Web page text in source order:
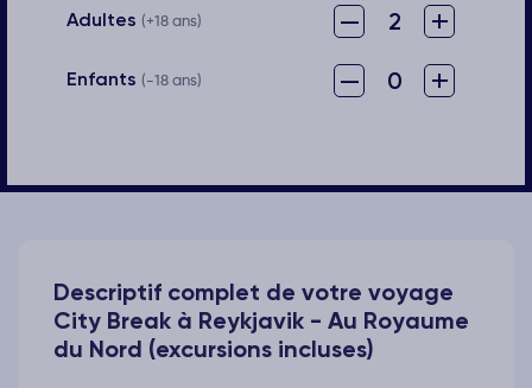
Adultes (+18 ans) – 2 +
Enfants (-18 ans) – 0 +
Descriptif complet de votre voyage
City Break à Reykjavik - Au Royaume
du Nord (excursions incluses)